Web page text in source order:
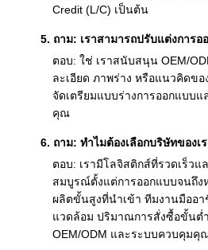
Credit (L/C) เป็นต้น
5. ถาม: เราสามารถปรับแต่งการอ
ตอบ: ใช่ เราสนับสนุน OEM/
ละเอียด ภาพร่าง หรือแนวคิดขอ
จัดเตรียมแบบร่างการออกแบบ
คุณ
6. ถาม: ทำไมต้องเลือกบริษัทของเ
ตอบ: เรามีโลจิสติกส์ที่รวดเร็วแ
สมบูรณ์ตั้งแต่การออกแบบจนถึง
ผลิตขั้นสูงที่นำเข้า ทีมงานมืออ
แวดล้อม ปริมาณการสั่งซื้อขั้นต่
OEM/ODM และระบบควบคุมคุ